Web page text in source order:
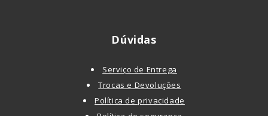
Dúvidas
Serviço de Entrega
Trocas e Devoluções
Política de privacidade